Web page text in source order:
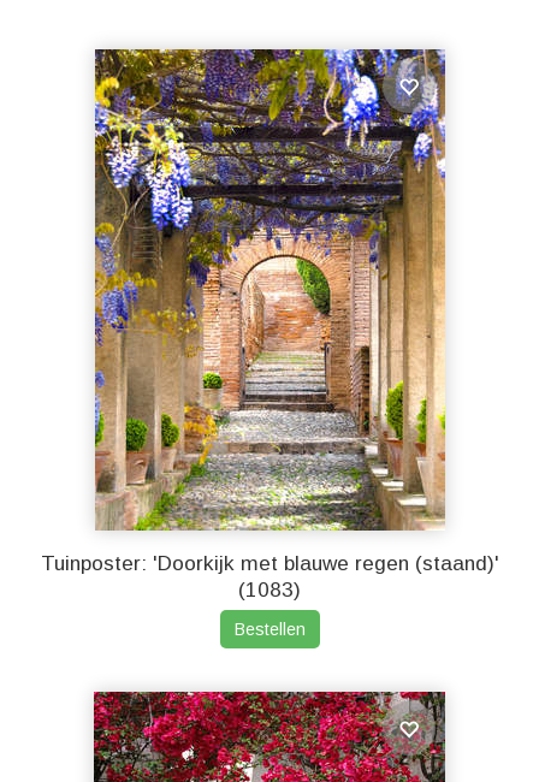
Tuinposter: 'Doorkijk met blauwe regen (staand)'
(1083)
Bestellen